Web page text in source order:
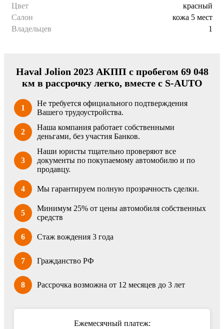
Цвет
красный
Салон
кожа 5 мест
Владельцев
1
Haval Jolion 2023 АКПП с пробегом 69 048
км в рассрочку легко, вместе с S-AUTO
1
Не требуется официального подтверждения
Вашего трудоустройства.
2
Наша компания работает собственными
деньгами, без участия Банков.
3
Наши юристы тщательно проверяют все
документы по покупаемому автомобилю и по
продавцу.
4 Мы гарантируем полную прозрачность сделки.
5
Минимум 25% от цены автомобиля собственных
средств
6 Стаж вождения 3 года
7 Гражданство РФ
8 Рассрочка возможна от 12 месяцев до 3 лет
Ежемесячный платеж: